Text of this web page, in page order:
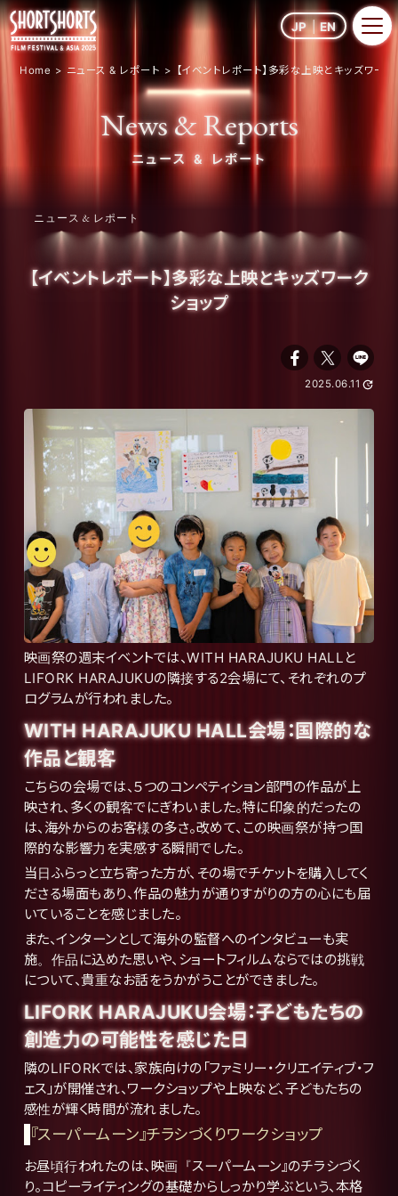
JP EN
Home ニュース & レポート 【イベントレポート】多彩な上映とキッズワーク
News & Reports
ニュース & レポート
ニュース & レポート
【イベントレポート】多彩な上映とキッズワーク
ショップ
2025.06.11
映画祭の週末イベントでは、WITH HARAJUKU HALLと
LIFORK HARAJUKUの隣接する2会場にて、それぞれのプ
ログラムが行われました。
WITH HARAJUKU HALL会場：国際的な
作品と観客
こちらの会場では、５つのコンペティション部門の作品が上
映され、多くの観客でにぎわいました。特に印象的だったの
は、海外からのお客様の多さ。改めて、この映画祭が持つ国
際的な影響力を実感する瞬間でした。
当日ふらっと立ち寄った方が、その場でチケットを購入してく
ださる場面もあり、作品の魅力が通りすがりの方の心にも届
いていることを感じました。
また、インターンとして海外の監督へのインタビューも実
施。作品に込めた思いや、ショートフィルムならではの挑戦
について、貴重なお話をうかがうことができました。
LIFORK HARAJUKU会場：子どもたちの
創造力の可能性を感じた日
隣のLIFORKでは、家族向けの「ファミリー・クリエイティブ・フ
ェス」が開催され、ワークショップや上映など、子どもたちの
感性が輝く時間が流れました。
『スーパームーン』チラシづくりワークショップ
お昼頃行われたのは、映画『スーパームーン』のチラシづく
り。コピーライティングの基礎からしっかり学ぶという、本格